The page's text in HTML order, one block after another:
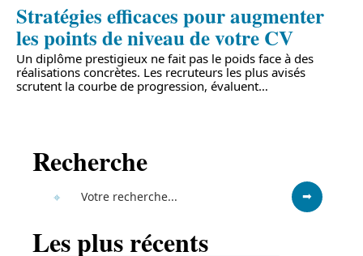
Stratégies efficaces pour augmenter
les points de niveau de votre CV
Un diplôme prestigieux ne fait pas le poids face à des
réalisations concrètes. Les recruteurs les plus avisés
scrutent la courbe de progression, évaluent…
Recherche
Les plus récents